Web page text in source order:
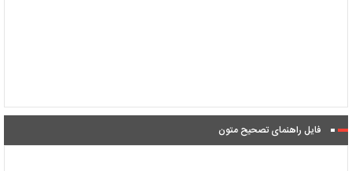
فایل راهنمای تصحیح متون